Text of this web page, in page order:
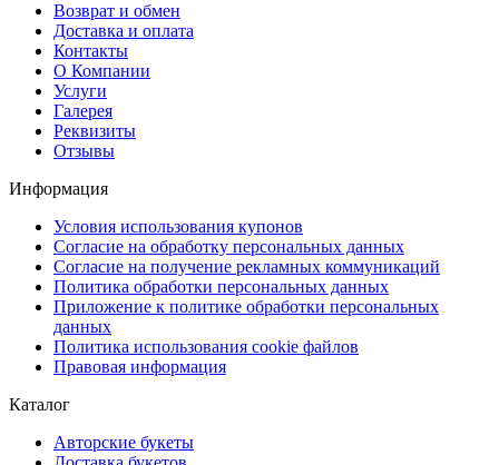
Возврат и обмен
Доставка и оплата
Контакты
О Компании
Услуги
Галерея
Реквизиты
Отзывы
Информация
Условия использования купонов
Согласие на обработку персональных данных
Согласие на получение рекламных коммуникаций
Политика обработки персональных данных
Приложение к политике обработки персональных
данных
Политика использования cookie файлов
Правовая информация
Каталог
Авторские букеты